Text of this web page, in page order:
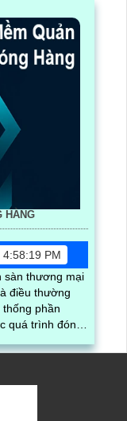
HÀNG
PM
sàn thương mại
điều thường
phần
quá trình đóng